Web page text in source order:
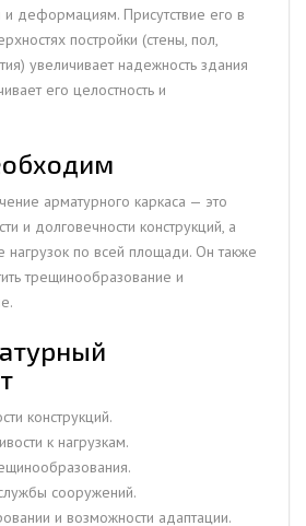
деформациям. Присутствие его в
постройки (стены, пол,
увеличивает надежность здания
его целостность и
арматурного каркаса — это
и долговечности конструкций, а
нагрузок по всей площади. Он также
трещинообразование и
конструкций.
к нагрузкам.
сооружений.
и возможности адаптации.